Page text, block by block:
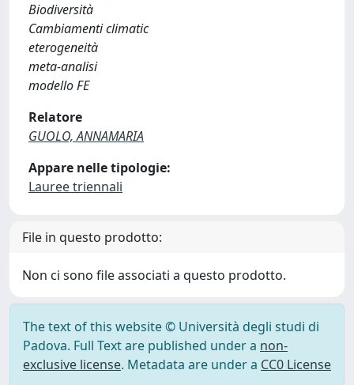
Biodiversità
Cambiamenti climatic
eterogeneità
meta-analisi
modello FE
Relatore
GUOLO, ANNAMARIA
Appare nelle tipologie:
Lauree triennali
File in questo prodotto:
Non ci sono file associati a questo prodotto.
The text of this website © Università degli studi di
Padova. Full Text are published under a non-
exclusive license. Metadata are under a CC0 License